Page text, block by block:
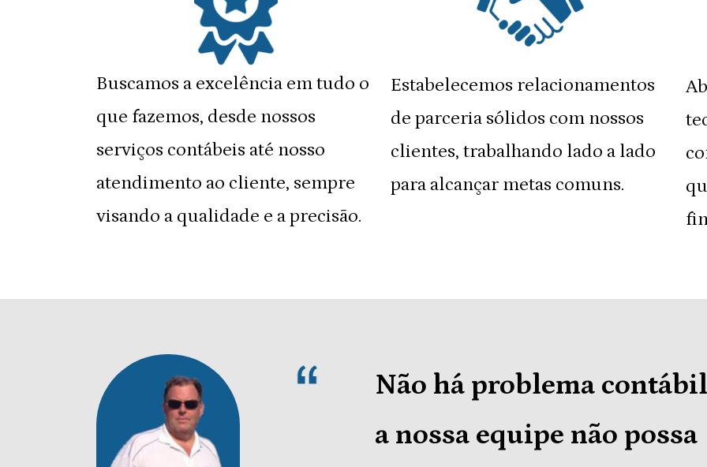
Buscamos a excelência em tudo o
que fazemos, desde nossos
serviços contábeis até nosso
atendimento ao cliente, sempre
visando a qualidade e a precisão.
Estabelecemos relacionamentos
de parceria sólidos com nossos
clientes, trabalhando lado a lado
para alcançar metas comuns.
Não há problema
a nossa equipe não possa